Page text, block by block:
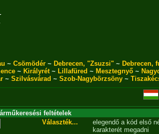
~ Csömödér~ Debrecen, "Zsuzsi"~ Debrecen,
~ Királyrét~ Lillafüred ~ Mesztegnyő~
~ Szilvásvárad ~ Szob-Nagybörzsöny ~
feltételek
Választék...
elegendő a kód első
karakterét megadni